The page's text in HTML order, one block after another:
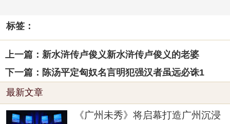
标签：
上一篇：新水浒传卢俊义新水浒传卢俊义的老婆
下一篇：陈汤平定匈奴名言明犯强汉者虽远必诛1
最新文章
《广州未秀》将启幕打造广州沉浸